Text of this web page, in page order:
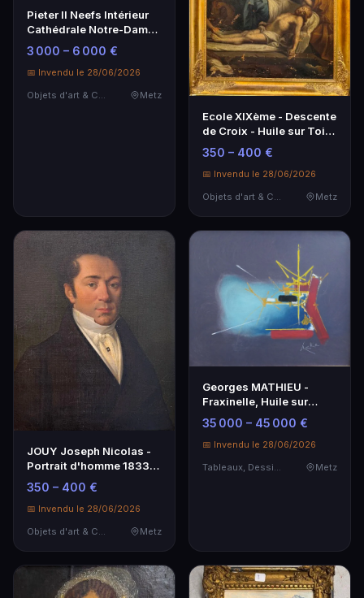
Pieter II Neefs Intérieur
Cathédrale Notre-Dame
d'Anvers Huile sur
Panneau
3 000 – 6 000 €
📅 Invendu le 28/06/2026
Objets d'art & Curiosités
Metz
Ecole XIXème - Descente
de Croix - Huile sur Toile
69 x 100 cm
350 – 400 €
📅 Invendu le 28/06/2026
Objets d'art & Curiosités
Metz
JOUY Joseph Nicolas -
Portrait d'homme 1833
Huile sur toile 58x48 cm
350 – 400 €
📅 Invendu le 28/06/2026
Objets d'art & Curiosités
Metz
Georges MATHIEU -
Fraxinelle, Huile sur
toile, 1970
35 000 – 45 000 €
📅 Invendu le 28/06/2026
Metz